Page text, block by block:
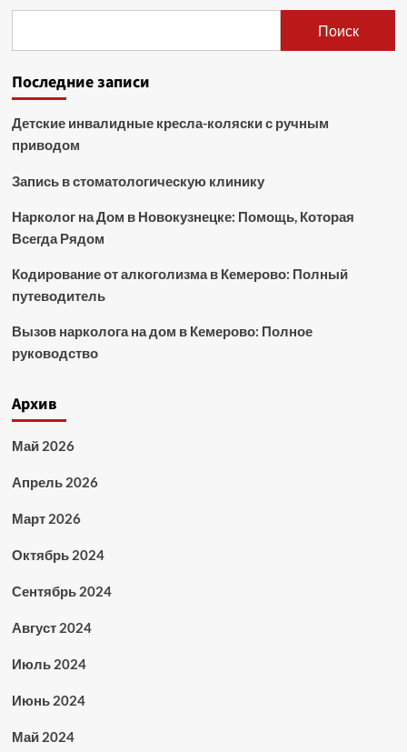
Поиск
Последние записи
Детские инвалидные кресла-коляски с ручным
приводом
Запись в стоматологическую клинику
Нарколог на Дом в Новокузнецке: Помощь, Которая
Всегда Рядом
Кодирование от алкоголизма в Кемерово: Полный
путеводитель
Вызов нарколога на дом в Кемерово: Полное
руководство
Архив
Май 2026
Апрель 2026
Март 2026
Октябрь 2024
Сентябрь 2024
Август 2024
Июль 2024
Июнь 2024
Май 2024